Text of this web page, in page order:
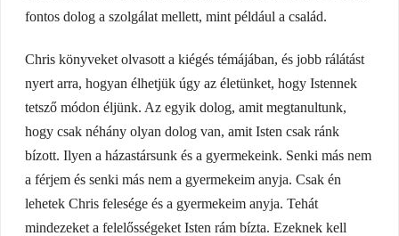
fontos dolog a szolgálat mellett, mint például a család.
Chris könyveket olvasott a kiégés témájában, és jobb rálátást
nyert arra, hogyan élhetjük úgy az életünket, hogy Istennek
tetsző módon éljünk. Az egyik dolog, amit megtanultunk,
hogy csak néhány olyan dolog van, amit Isten csak ránk
bízott. Ilyen a házastársunk és a gyermekeink. Senki más nem
a férjem és senki más nem a gyermekeim anyja. Csak én
lehetek Chris felesége és a gyermekeim anyja. Tehát
mindezeket a felelősségeket Isten rám bízta. Ezeknek kell